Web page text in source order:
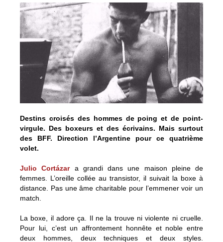
Destins croisés des hommes de poing et de point-
virgule. Des boxeurs et des écrivains. Mais surtout
des BFF. Direction l’Argentine pour ce quatrième
volet.
Julio Cortázara grandi dans une maison pleine de
femmes. L’oreille collée au transistor, il suivait la boxe à
distance. Pas une âme charitable pour l’emmener voir un
match.
La boxe, il adore ça. Il ne la trouve ni violente ni cruelle.
Pour lui, c’est un affrontement honnête et noble entre
deux hommes, deux techniques et deux styles.